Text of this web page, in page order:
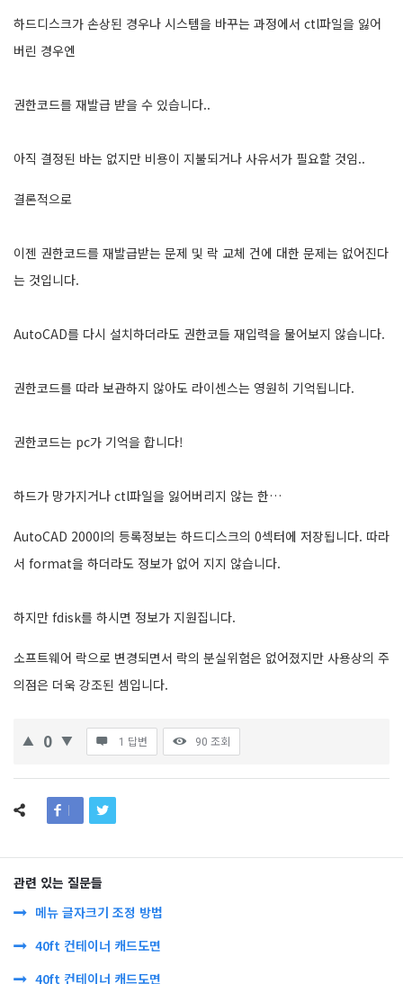
하드디스크가 손상된 경우나 시스템을 바꾸는 과정에서 ctl파일을 잃어
버린 경우엔
권한코드를 재발급 받을 수 있습니다..
아직 결정된 바는 없지만 비용이 지불되거나 사유서가 필요할 것임..
결론적으로
이젠 권한코드를 재발급받는 문제 및 락 교체 건에 대한 문제는 없어진다
는 것입니다.
AutoCAD를 다시 설치하더라도 권한코들 재입력을 물어보지 않습니다.
권한코드를 따라 보관하지 않아도 라이센스는 영원히 기억됩니다.
권한코드는 pc가 기억을 합니다!
하드가 망가지거나 ctl파일을 잃어버리지 않는 한…
AutoCAD 2000I의 등록정보는 하드디스크의 0섹터에 저장됩니다. 따라
서 format을 하더라도 정보가 없어 지지 않습니다.
하지만 fdisk를 하시면 정보가 지원집니다.
소프트웨어 락으로 변경되면서 락의 분실위험은 없어졌지만 사용상의 주
의점은 더욱 강조된 셈입니다.
0 1 답변 90 조회
관련 있는 질문들
메뉴 글자크기 조정 방법
40ft 컨테이너 캐드도면
40ft 컨테이너 캐드도면